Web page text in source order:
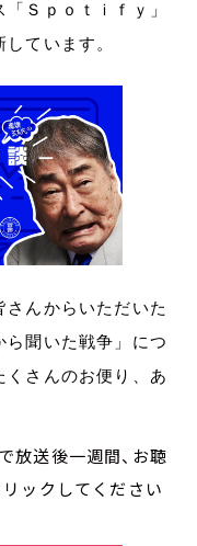
Ｓｐｏｔｉｆｙ」
ています。
んからいただいた
ら聞いた戦争」につ
くさんのお便り、あ
放送後一週間、お聴
ックしてください